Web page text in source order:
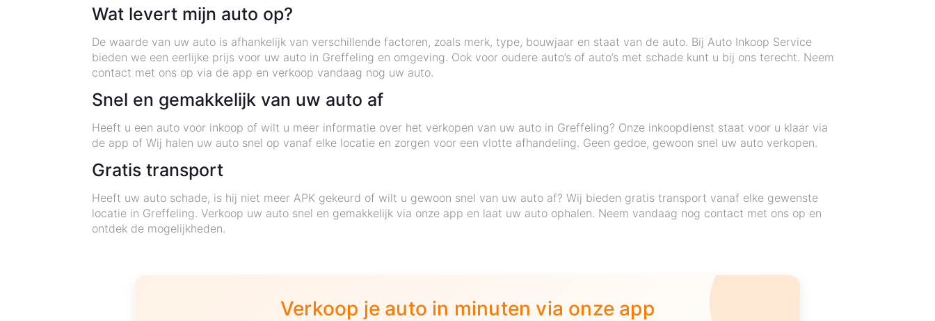
Wat levert mijn auto op?
De waarde van uw auto is afhankelijk van verschillende factoren, zoals merk, type, bouwjaar en staat van de auto. Bij Auto Inkoop Service
bieden we een eerlijke prijs voor uw auto in Greffeling en omgeving. Ook voor oudere auto’s of auto’s met schade kunt u bij ons terecht. Neem
contact met ons op via de app en verkoop vandaag nog uw auto.
Snel en gemakkelijk van uw auto af
Heeft u een auto voor inkoop of wilt u meer informatie over het verkopen van uw auto in Greffeling? Onze inkoopdienst staat voor u klaar via
de app of Wij halen uw auto snel op vanaf elke locatie en zorgen voor een vlotte afhandeling. Geen gedoe, gewoon snel uw auto verkopen.
Gratis transport
Heeft uw auto schade, is hij niet meer APK gekeurd of wilt u gewoon snel van uw auto af? Wij bieden gratis transport vanaf elke gewenste
locatie in Greffeling. Verkoop uw auto snel en gemakkelijk via onze app en laat uw auto ophalen. Neem vandaag nog contact met ons op en
ontdek de mogelijkheden.
Verkoop je auto in minuten via onze app